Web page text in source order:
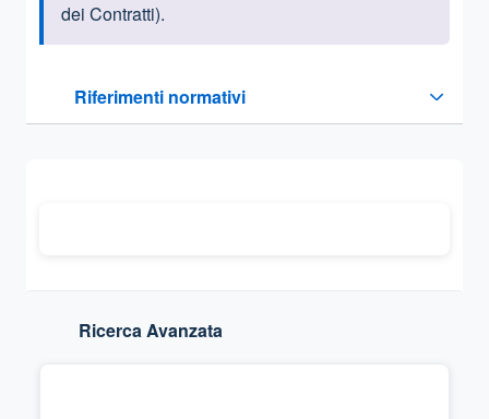
dei Contratti).
Riferimenti normativi
Sezione compressa
Ricerca Avanzata